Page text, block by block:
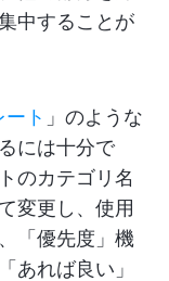
中することが
ト 」のような
には十分で
のカテゴリ名
変更し、使用
「優先度」機
あれば良い」